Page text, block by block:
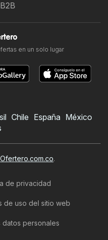
en un solo lugar
Chile España México
Ofertero.com.co.
de privacidad
de uso del sitio web
datos personales